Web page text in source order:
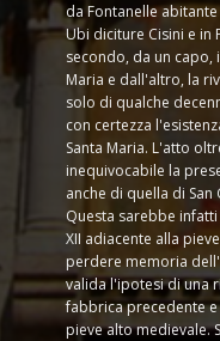
da Fontanelle
Ubi diciture Cisini e in
secondo, da un capo,
Maria e dall'altro, la
solo di qualche
con certezza
Santa Maria. L'atto
inequivocabile la
anche di quella di
Questa sarebbe
XII adiacente alla
perdere memoria
valida l'ipotesi di una
fabbrica precedente
pieve alto medievale.